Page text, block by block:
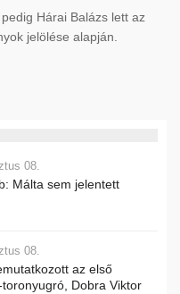
Hárai Balázs lett az
jelölése alapján.
08.
Málta sem jelentett
08.
az első
Dobra Viktor